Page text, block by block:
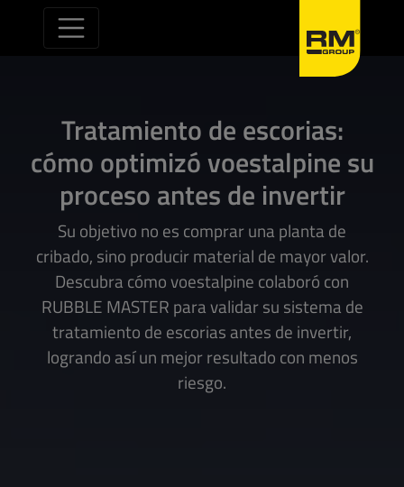
Saltar al contenido
Tratamiento de escorias:
cómo optimizó voestalpine su
proceso antes de invertir
Su objetivo no es comprar una planta de
cribado, sino producir material de mayor valor.
Descubra cómo voestalpine colaboró con
RUBBLE MASTER para validar su sistema de
tratamiento de escorias antes de invertir,
logrando así un mejor resultado con menos
riesgo.